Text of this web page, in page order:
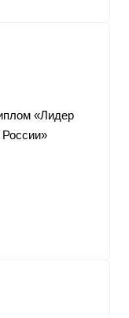
«Лидер
России»